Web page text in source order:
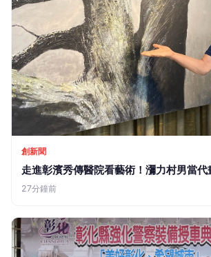
創新聞
走進彰濱秀傳醫院看藝術！瀰力村男當代
27分鐘前